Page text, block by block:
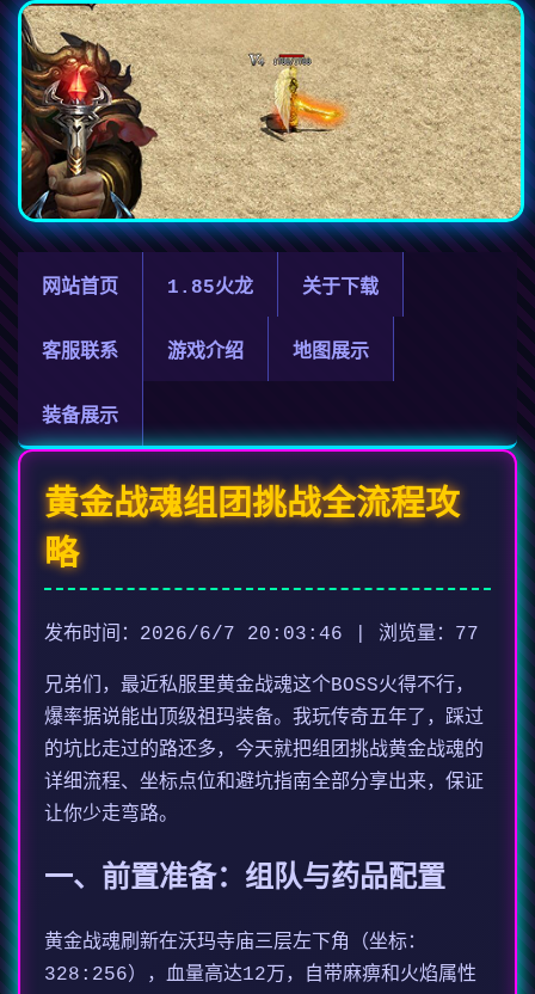
网站首页 1.85火龙 关于下载
客服联系 游戏介绍 地图展示
装备展示
黄金战魂组团挑战全流程攻
略
发布时间：2026/6/7 20:03:46 | 浏览量：77
兄弟们，最近私服里黄金战魂这个BOSS火得不行，
爆率据说能出顶级祖玛装备。我玩传奇五年了，踩过
的坑比走过的路还多，今天就把组团挑战黄金战魂的
详细流程、坐标点位和避坑指南全部分享出来，保证
让你少走弯路。
一、前置准备：组队与药品配置
黄金战魂刷新在沃玛寺庙三层左下角（坐标：
328:256），血量高达12万，自带麻痹和火焰属性